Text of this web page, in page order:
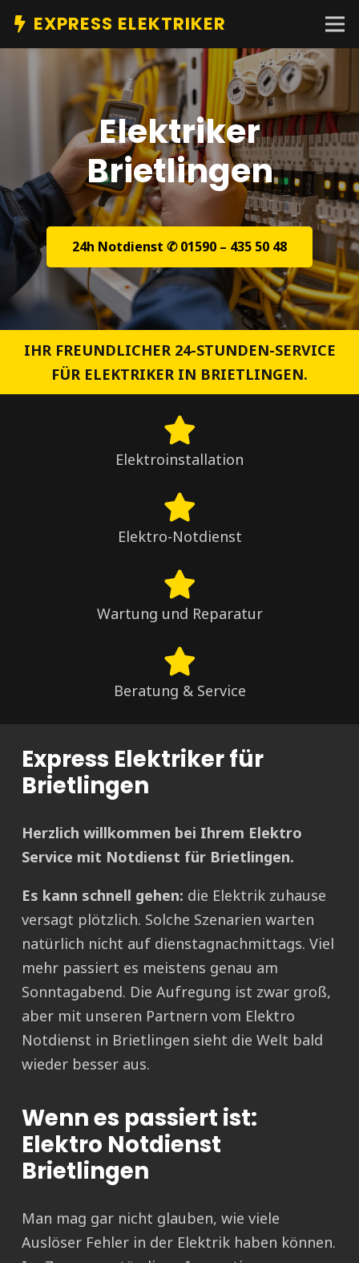
EXPRESS ELEKTRIKER
Elektriker
Brietlingen
24h Notdienst ✆ 01590 – 435 50 48
IHR FREUNDLICHER 24-STUNDEN-SERVICE
FÜR ELEKTRIKER IN BRIETLINGEN.
Elektroinstallation
Elektro-Notdienst
Wartung und Reparatur
Beratung & Service
Express Elektriker für
Brietlingen
Herzlich willkommen bei Ihrem Elektro
Service mit Notdienst für Brietlingen.
Es kann schnell gehen: die Elektrik zuhause
versagt plötzlich. Solche Szenarien warten
natürlich nicht auf dienstagnachmittags. Viel
mehr passiert es meistens genau am
Sonntagabend. Die Aufregung ist zwar groß,
aber mit unseren Partnern vom Elektro
Notdienst in Brietlingen sieht die Welt bald
wieder besser aus.
Wenn es passiert ist:
Elektro Notdienst
Brietlingen
Man mag gar nicht glauben, wie viele
Auslöser Fehler in der Elektrik haben können.